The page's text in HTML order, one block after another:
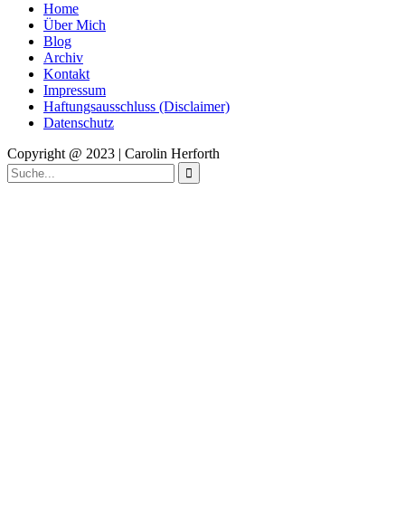
Home
Über Mich
Blog
Archiv
Kontakt
Impressum
Haftungsausschluss (Disclaimer)
Datenschutz
Copyright @ 2023 | Carolin Herforth